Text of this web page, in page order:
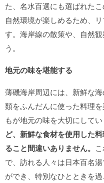
た、名水百選にも選ばれた
自然環境が楽しめるため、
す。海岸線の散策や、自然
う。
地元の味を堪能する
薄磯海岸周辺には、新鮮な
類をふんだんに使った料理
もが地元の味を大切にしてい
ど、新鮮な食材を使用した
ること間違いありません。
で、訪れる人々は日本百名
ができ、特別なひとときを過